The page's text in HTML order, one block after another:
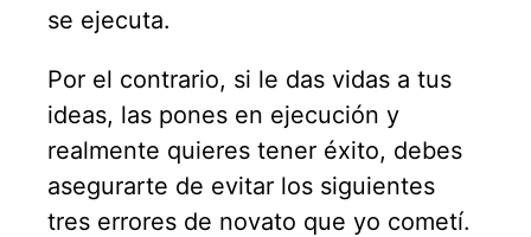
se ejecuta.
Por el contrario, si le das vidas a tus
ideas, las pones en ejecución y
realmente quieres tener éxito, debes
asegurarte de evitar los siguientes
tres errores de novato que yo cometí.